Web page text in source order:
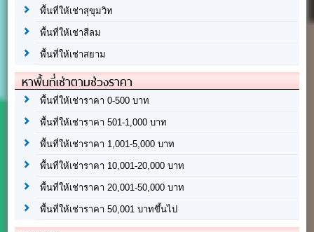
พื้นที่ให้เช่าสุขุมวิท
พื้นที่ให้เช่าสีลม
พื้นที่ให้เช่าสยาม
หาพื้นที่เช่าตามช่วงราคา
พื้นที่ให้เช่าราคา 0-500 บาท
พื้นที่ให้เช่าราคา 501-1,000 บาท
พื้นที่ให้เช่าราคา 1,001-5,000 บาท
พื้นที่ให้เช่าราคา 10,001-20,000 บาท
พื้นที่ให้เช่าราคา 20,001-50,000 บาท
พื้นที่ให้เช่าราคา 50,001 บาทขึ้นไป